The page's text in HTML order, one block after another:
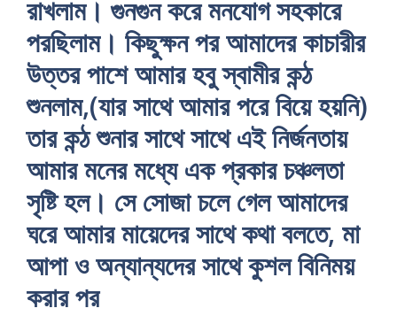
রাখলাম। গুনগুন করে মনযোগ সহকারে
পরছিলাম। কিছুক্ষন পর আমাদের কাচারীর
উত্তর পাশে আমার হবু স্বামীর কন্ঠ
শুনলাম,(যার সাথে আমার পরে বিয়ে হয়নি)
তার কন্ঠ শুনার সাথে সাথে এই নির্জনতায়
আমার মনের মধ্যে এক প্রকার চঞ্চলতা
সৃষ্টি হল। সে সোজা চলে গেল আমাদের
ঘরে আমার মায়েদের সাথে কথা বলতে, মা
আপা ও অন্যান্যদের সাথে কুশল বিনিময়
করার পর